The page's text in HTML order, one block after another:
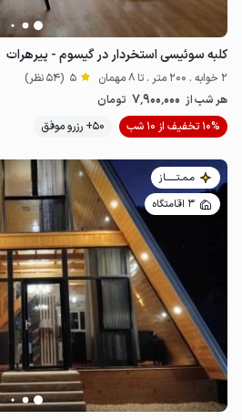
کلبه سوئیسی استخردار در گیسوم - پیرهرات
2 خوابه . 200 متر . تا 8 مهمان 5 (54 نظر)
هر شب از 7٬900٬000 تومان
10% تخفیف از 10 شب
50+ رزرو موفق
مـمـتــــــاز
3 اقامتگاه